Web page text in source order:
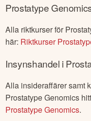
Prostatype
Alla riktkurser för
här: Riktkurser
Insynshandel i
Alla insideraffärer samt
Prostatype Genomics
Prostatype Genomics.